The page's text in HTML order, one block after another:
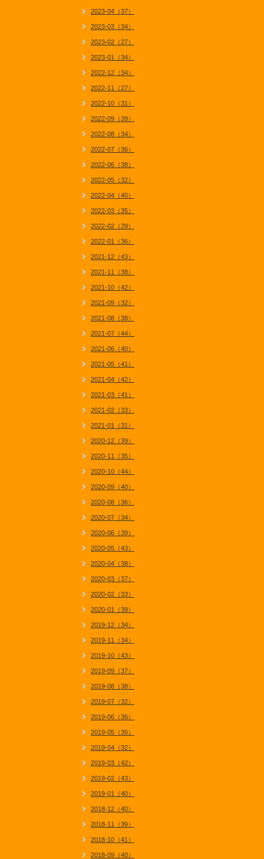
2023-04（37）
2023-03（34）
2023-02（27）
2023-01（34）
2022-12（34）
2022-11（27）
2022-10（31）
2022-09（39）
2022-08（34）
2022-07（36）
2022-06（38）
2022-05（32）
2022-04（40）
2022-03（35）
2022-02（29）
2022-01（36）
2021-12（43）
2021-11（38）
2021-10（42）
2021-09（32）
2021-08（38）
2021-07（44）
2021-06（40）
2021-05（41）
2021-04（42）
2021-03（41）
2021-02（33）
2021-01（31）
2020-12（39）
2020-11（35）
2020-10（44）
2020-09（40）
2020-08（36）
2020-07（34）
2020-06（39）
2020-05（43）
2020-04（38）
2020-03（37）
2020-02（33）
2020-01（39）
2019-12（34）
2019-11（34）
2019-10（43）
2019-09（37）
2019-08（38）
2019-07（32）
2019-06（36）
2019-05（35）
2019-04（32）
2019-03（42）
2019-02（43）
2019-01（40）
2018-12（40）
2018-11（39）
2018-10（41）
2018-09（40）